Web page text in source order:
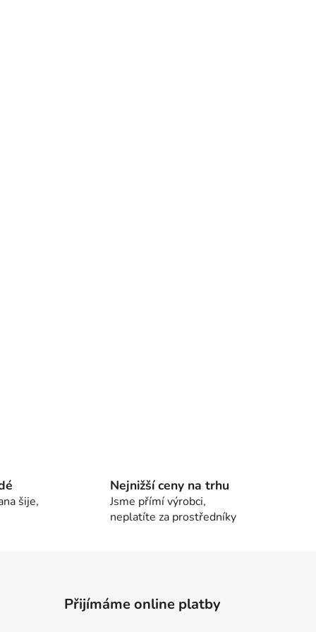
šije,
Nejnižší ceny na trhu
Jsme přímí výrobci,
neplatíte za prostředníky
Přijímáme online platby